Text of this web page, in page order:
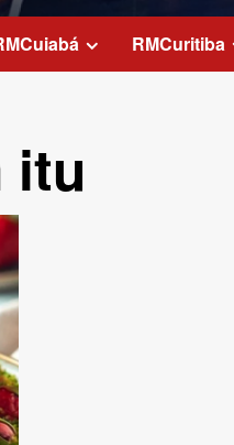
RMCuritiba
itu